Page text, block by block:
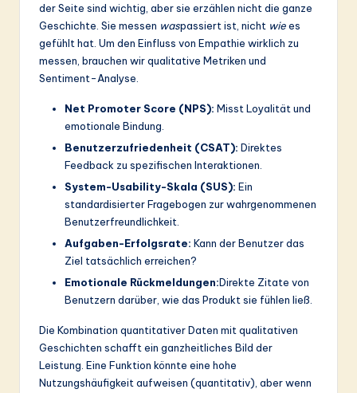
der Seite sind wichtig, aber sie erzählen nicht die ganze
Geschichte. Sie messen waspassiert ist, nicht wiees
gefühlt hat. Um den Einfluss von Empathie wirklich zu
messen, brauchen wir qualitative Metriken und
Sentiment-Analyse.
Net Promoter Score (NPS): Misst Loyalität und
emotionale Bindung.
Benutzerzufriedenheit (CSAT): Direktes
Feedback zu spezifischen Interaktionen.
System-Usability-Skala (SUS): Ein
standardisierter Fragebogen zur wahrgenommenen
Benutzerfreundlichkeit.
Aufgaben-Erfolgsrate: Kann der Benutzer das
Ziel tatsächlich erreichen?
Emotionale Rückmeldungen:Direkte Zitate von
Benutzern darüber, wie das Produkt sie fühlen ließ.
Die Kombination quantitativer Daten mit qualitativen
Geschichten schafft ein ganzheitliches Bild der
Leistung. Eine Funktion könnte eine hohe
Nutzungshäufigkeit aufweisen (quantitativ), aber wenn